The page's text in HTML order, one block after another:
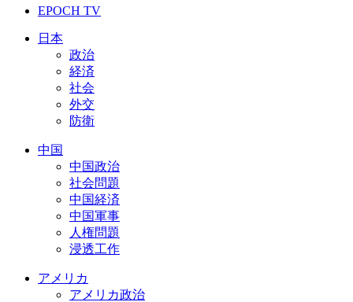
EPOCH TV
日本
政治
経済
社会
外交
防衛
中国
中国政治
社会問題
中国経済
中国軍事
人権問題
浸透工作
アメリカ
アメリカ政治